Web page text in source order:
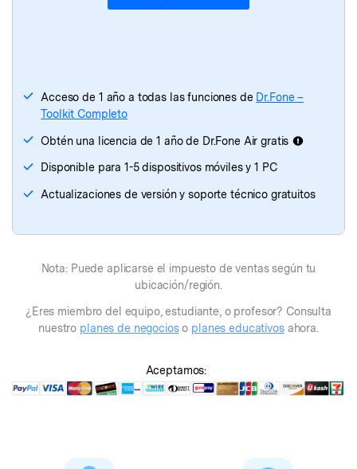
- Recuperación de Datos
Dr.Fone - Reparación de iTunes
Acceso de 1 año a todas las funciones de Dr.Fone –
Toolkit Completo
Obtén una licencia de 1 año de Dr.Fone Air gratis
Disponible para 1-5 dispositivos móviles y 1 PC
Actualizaciones de versión y soporte técnico gratuitos
Nota: Puede aplicarse el impuesto de ventas según tu
ubicación/región.
¿Eres miembro del equipo, estudiante, o profesor? Consulta
nuestro planes de negocioso planes educativosahora.
Aceptamos: